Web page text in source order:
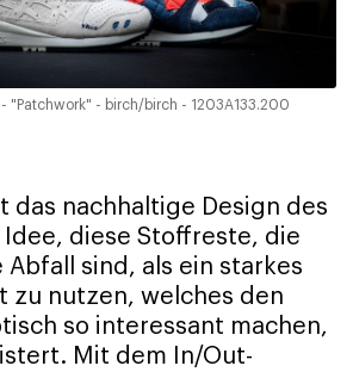
- "Patchwork" - birch/birch - 1203A133.200
das nachhaltige Design des
Idee, diese Stoffreste, die
Abfall sind, als ein starkes
zu nutzen, welches den
so interessant machen,
Mit dem In/Out-